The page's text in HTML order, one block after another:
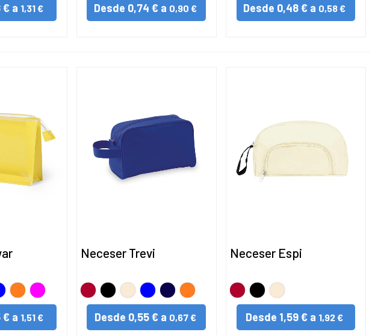
€ a 1,31 € Desde 0,74 € a 0,90 € Desde 0,48 € a 0,58 €
NARANJA
FUCSIA
€ a 1,51 €
Neceser Trevi
Rojo NegroNATURAL
AZULMARINONARANJA
Desde 0,55 € a 0,67 €
Neceser Espi
Rojo NegroNATURAL
Desde 1,59 € a 1,92 €